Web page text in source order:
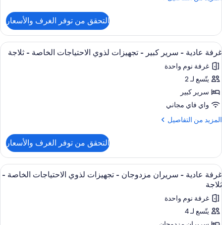
كبير
تجهيزات
لذوي
الاحتياجات
الخاصة
-
ثلاجة
غرفة
عادية
-
سرير
كبير
تجهيزات
لذوي
الاحتياجات
-
التحقق من توفر الغرف والأسعار
استعراض
جميع
صور
غرفة
عادية
-
سرير
كبير
تجهيزات
لذوي
الاحتياجات
الخاصة
-
ثلاجة
مكتب وستائر تعتيم ومكواة/لوح كي
5
غرفة عادية - سرير كبير - تجهيزات لذوي الاحتياجات الخاصة - ثلاجة
غرفة نوم واحدة
يتّسع لـ 2
سرير كبير
واي فاي مجاني
المزيد من التفاصيل
المزيد
غرفة
عادية
-
سرير
كبير
تجهيزات
لذوي
التحقق من توفر الغرف والأسعار
استعراض
جميع
صور
غرفة
عادية
مكتب وستائر تعتيم ومكواة/لوح كي
8
غرفة عادية - سريران مزدوجان - تجهيزات لذوي الاحتياجات الخاصة -
ثلاجة
غرفة نوم واحدة
يتّسع لـ 4